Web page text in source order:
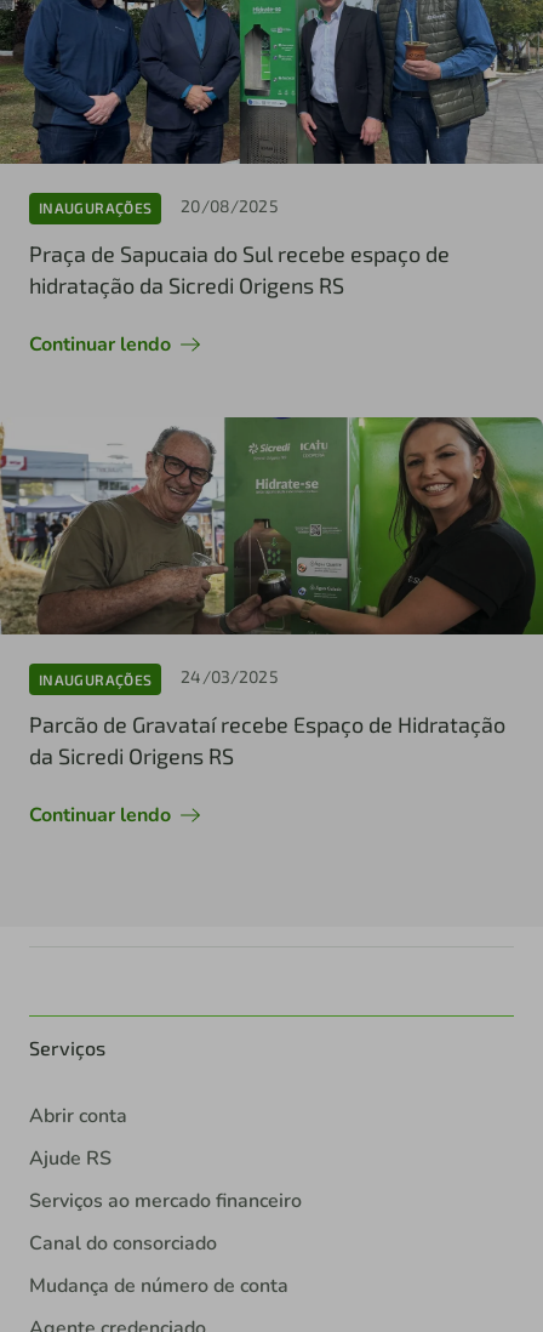
INAUGURAÇÕES 20/08/2025
Praça de Sapucaia do Sul recebe espaço de
hidratação da Sicredi Origens RS
Continuar lendo
INAUGURAÇÕES 24/03/2025
Parcão de Gravataí recebe Espaço de Hidratação
da Sicredi Origens RS
Continuar lendo
Serviços
Abrir conta
Ajude RS
Serviços ao mercado financeiro
Canal do consorciado
Mudança de número de conta